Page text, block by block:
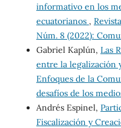
informativo en los
ecuatorianos ,
Núm. 8 (2022):
Gabriel Kaplún, Las
entre la legalización
Enfoques de la
desafíos de los
Andrés Espinel,
Fiscalización y